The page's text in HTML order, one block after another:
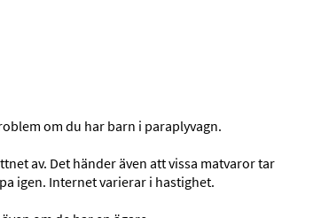
om du har barn i paraplyvagn.
av. Det händer även att vissa matvaror tar
igen. Internet varierar i hastighet.